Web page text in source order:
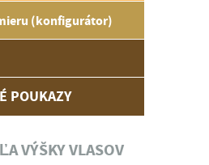
(konfigurátor)
POUKAZY
VÝŠKY VLASOV